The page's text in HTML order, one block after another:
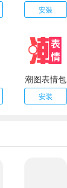
安装
潮图表情包
安装